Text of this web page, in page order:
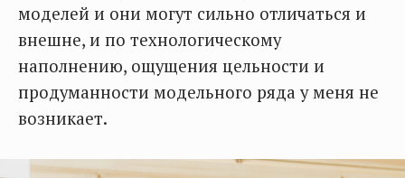
моделей и они могут сильно отличаться и
внешне, и по технологическому
наполнению, ощущения цельности и
продуманности модельного ряда у меня не
возникает.